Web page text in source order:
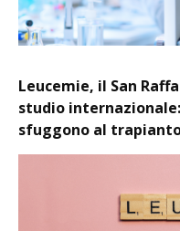
Leucemie, il San
studio
sfuggono al